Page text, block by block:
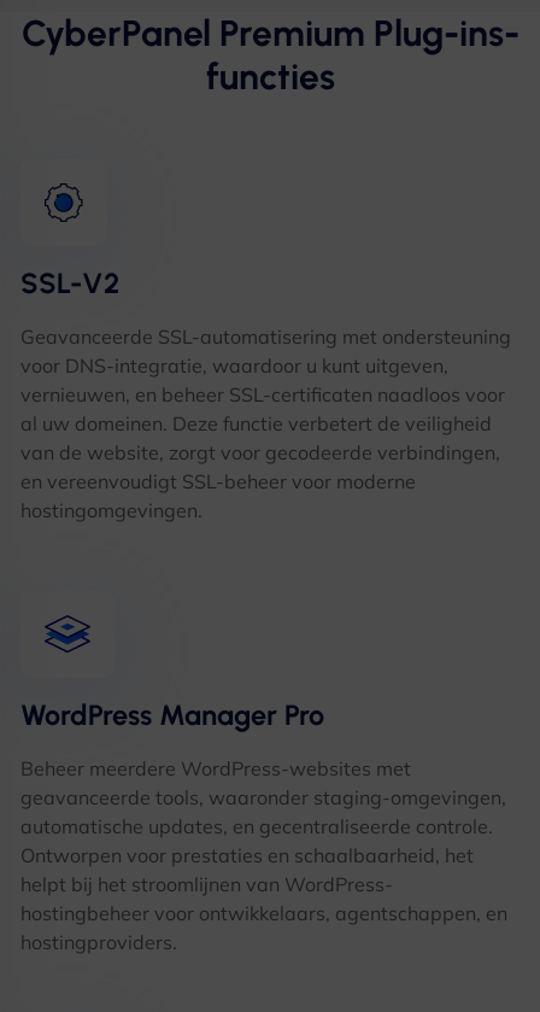
CyberPanel Premium Plug-ins-
functies
SSL-V2
Geavanceerde SSL-automatisering met ondersteuning
voor DNS-integratie, waardoor u kunt uitgeven,
vernieuwen, en beheer SSL-certificaten naadloos voor
al uw domeinen. Deze functie verbetert de veiligheid
van de website, zorgt voor gecodeerde verbindingen,
en vereenvoudigt SSL-beheer voor moderne
hostingomgevingen.
WordPress Manager Pro
Beheer meerdere WordPress-websites met
geavanceerde tools, waaronder staging-omgevingen,
automatische updates, en gecentraliseerde controle.
Ontworpen voor prestaties en schaalbaarheid, het
helpt bij het stroomlijnen van WordPress-
hostingbeheer voor ontwikkelaars, agentschappen, en
hostingproviders.